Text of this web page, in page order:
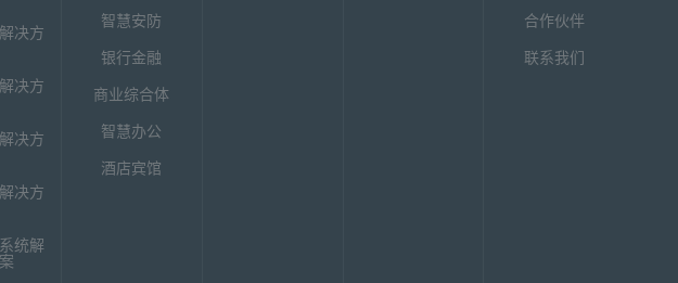
决方
决方
决方
决方
统解
智慧安防
银行金融
商业综合体
智慧办公
酒店宾馆
合作伙伴
联系我们